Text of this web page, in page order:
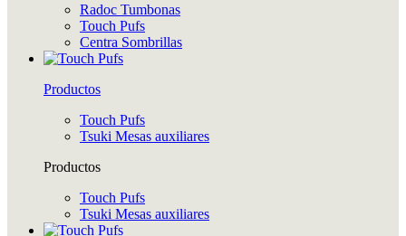
Radoc Tumbonas
Touch Pufs
Centra Sombrillas
Productos
Touch Pufs
Tsuki Mesas auxiliares
Productos
Touch Pufs
Tsuki Mesas auxiliares